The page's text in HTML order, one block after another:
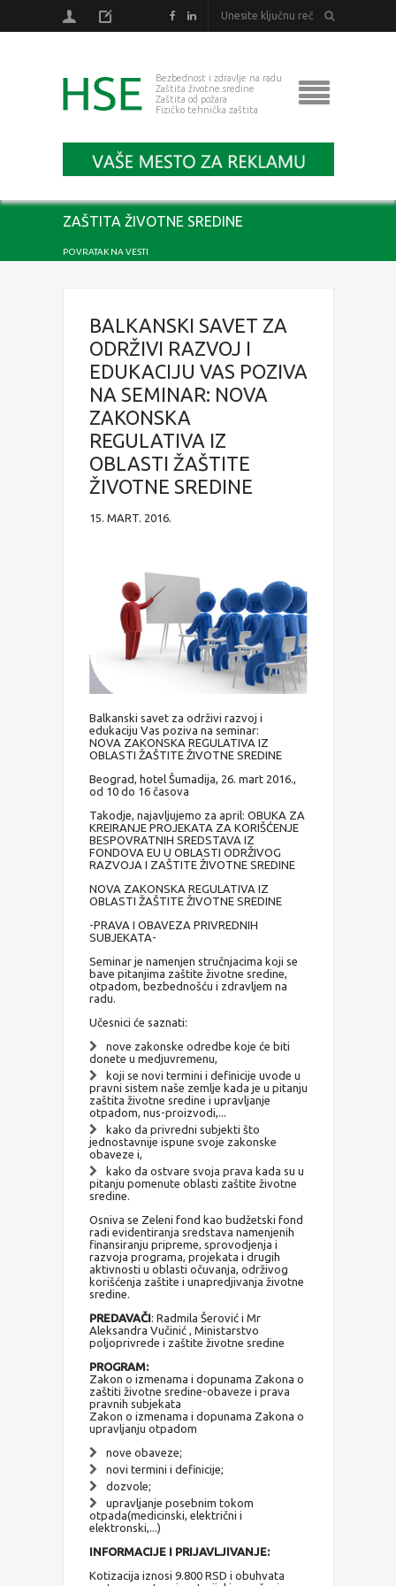
Bezbednost i zdravlje na radu
Zaštita životne sredine
Zaštita od požara
Fizičko tehnička zaštita
ZAŠTITA ŽIVOTNE SREDINE
POVRATAK NA VESTI
BALKANSKI SAVET ZA
ODRŽIVI RAZVOJ I
EDUKACIJU VAS POZIVA
NA SEMINAR: NOVA
ZAKONSKA
REGULATIVA IZ
OBLASTI ŽAŠTITE
ŽIVOTNE SREDINE
15. MART. 2016.
Balkanski savet za održivi razvoj i
edukaciju Vas poziva na seminar:
NOVA ZAKONSKA REGULATIVA IZ
OBLASTI ŽAŠTITE ŽIVOTNE SREDINE
Beograd, hotel Šumadija, 26. mart 2016.,
od 10 do 16 časova
Takodje, najavljujemo za april: OBUKA ZA
KREIRANJE PROJEKATA ZA KORIŠĆENJE
BESPOVRATNIH SREDSTAVA IZ
FONDOVA EU U OBLASTI ODRŽIVOG
RAZVOJA I ZAŠTITE ŽIVOTNE SREDINE
NOVA ZAKONSKA REGULATIVA IZ
OBLASTI ŽAŠTITE ŽIVOTNE SREDINE
-PRAVA I OBAVEZA PRIVREDNIH
SUBJEKATA-
Seminar je namenjen stručnjacima koji se
bave pitanjima zaštite životne sredine,
otpadom, bezbednošću i zdravljem na
radu.
Učesnici će saznati:
nove zakonske odredbe koje će biti
donete u medjuvremenu,
koji se novi termini i definicije uvode u
pravni sistem naše zemlje kada je u pitanju
zaštita životne sredine i upravljanje
otpadom, nus-proizvodi,...
kako da privredni subjekti što
jednostavnije ispune svoje zakonske
obaveze i,
kako da ostvare svoja prava kada su u
pitanju pomenute oblasti zaštite životne
sredine.
Osniva se Zeleni fond kao budžetski fond
radi evidentiranja sredstava namenjenih
finansiranju pripreme, sprovodjenja i
razvoja programa, projekata i drugih
aktivnosti u oblasti očuvanja, održivog
korišćenja zaštite i unapredjivanja životne
sredine.
PREDAVAČI: Radmila Šerović i Mr
Aleksandra Vučinić , Ministarstvo
poljoprivrede i zaštite životne sredine
PROGRAM:
Zakon o izmenama i dopunama Zakona o
zaštiti životne sredine-obaveze i prava
pravnih subjekata
Zakon o izmenama i dopunama Zakona o
upravljanju otpadom
nove obaveze;
novi termini i definicije;
dozvole;
upravljanje posebnim tokom
otpada(medicinski, električni i
elektronski,...)
INFORMACIJE I PRIJAVLJIVANJE:
Kotizacija iznosi 9.800 RSD i obuhvata